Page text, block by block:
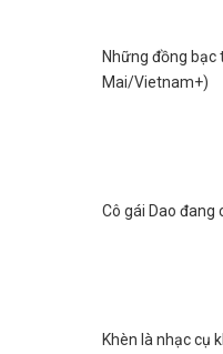
Những đồng bạc
Mai/Vietnam+)
Cô gái Dao
Khèn là nhạc cụ